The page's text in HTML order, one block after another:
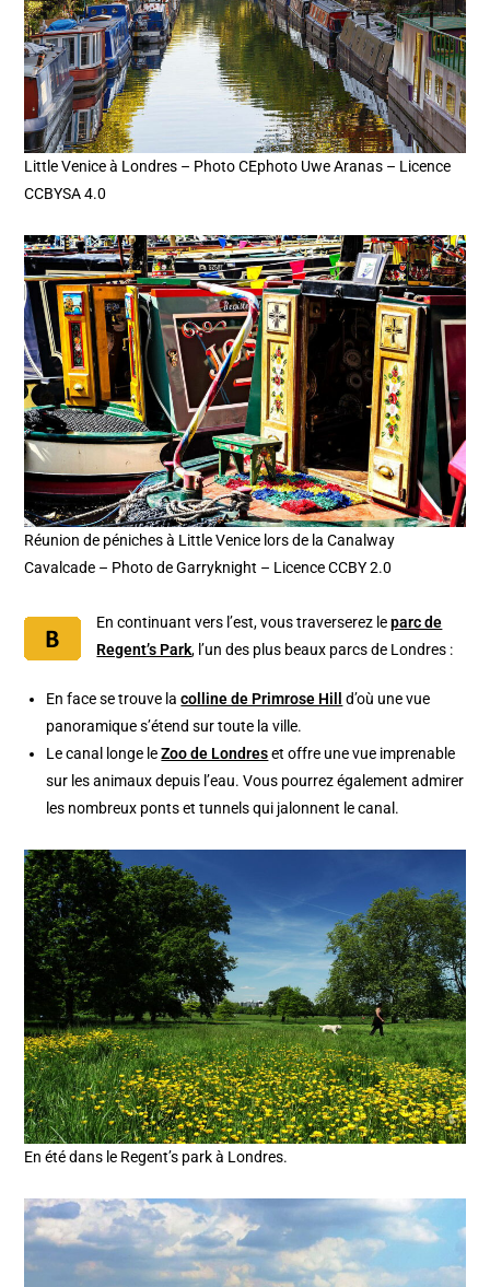
Little Venice à Londres – Photo CEphoto Uwe Aranas – Licence
CCBYSA 4.0
Réunion de péniches à Little Venice lors de la Canalway
Cavalcade – Photo de Garryknight – Licence CCBY 2.0
En continuant vers l’est, vous traverserez leparc de
Regent’s Park, l’un des plus beaux parcs de Londres :
En face se trouve lacolline de Primrose Hill
d’où une vue
panoramique s’étend sur toute la ville.
Le canal longe leZoo de Londreset offre une vue imprenable
sur les animaux depuis l’eau. Vous pourrez également admirer
les nombreux ponts et tunnels qui jalonnent le canal.
En été dans le Regent’s park à Londres.